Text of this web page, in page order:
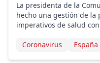
La presidenta de la
hecho una gestión de la
imperativos de salud
Coronavirus España